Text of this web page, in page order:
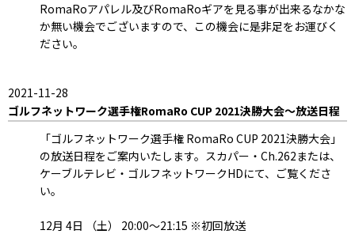
RomaRoアパレル及びRomaRoギアを見る事が出来るなかな
か無い機会でございますので、この機会に是非足をお運びく
ださい。
2021-11-28
ゴルフネットワーク選手権RomaRo CUP 2021決勝大会～放送日程
「ゴルフネットワーク選手権 RomaRo CUP 2021決勝大会」
の放送日程をご案内いたします。スカパー・Ch.262または、
ケーブルテレビ・ゴルフネットワークHDにて、ご覧くださ
い。
12月 4日 （土） 20:00～21:15 ※初回放送